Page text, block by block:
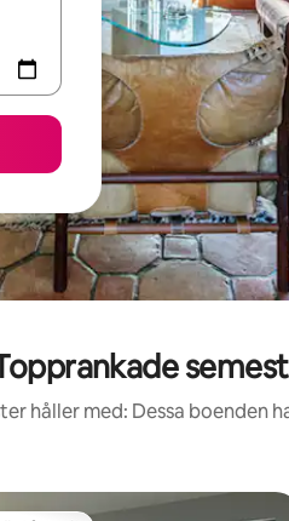
håller med: Dessa boenden